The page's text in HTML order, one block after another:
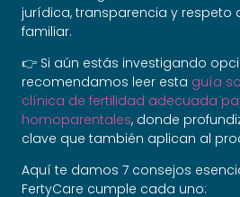
jurídica, transparencia y respeto
familiar.
👉 Si aún estás investigando
recomendamos leer esta guía
clínica de fertilidad adecuada
homoparentales, donde
clave que también aplican al
Aquí te damos 7 consejos
FertyCare cumple cada uno: